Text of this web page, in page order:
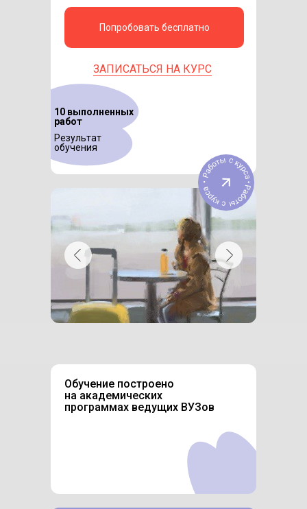
Попробовать бесплатно
ЗАПИСАТЬСЯ НА КУРС
Результат
обучения
10 выполненных
работ
Обучение построено
на академических
программах ведущих ВУЗов